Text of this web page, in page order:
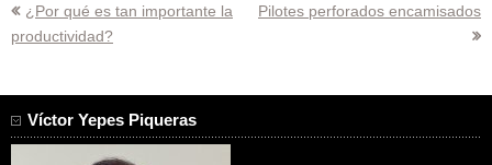
Navegación
de
¿Por qué es tan importante la
productividad?
Pilotes perforados encamisados
Víctor Yepes Piqueras